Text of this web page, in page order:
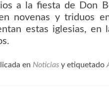
a la fiesta de Don
novenas y triduos
estas iglesias,
en Noticias y etiquetado